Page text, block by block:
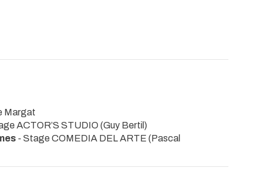
Margat
ACTOR’S STUDIO (Guy Bertil)
- Stage COMEDIA DEL ARTE (Pascal